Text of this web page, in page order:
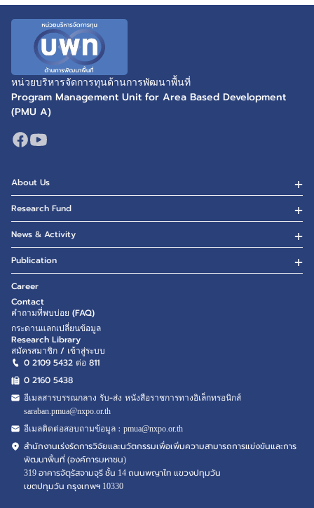
หน่วยบริหารจัดการทุนด้านการพัฒนาพื้นที่
Program Management Unit for Area Based Development
(PMU A)
About Us
Research Fund
News & Activity
Publication
Career
Contact
คำถามที่พบบ่อย (FAQ)
กระดานแลกเปลี่ยนข้อมูล
Research Library
สมัครสมาชิก / เข้าสู่ระบบ
0 2109 5432 ต่อ 811
0 2160 5438
อีเมลสารบรรณกลาง รับ-ส่ง หนังสือราชการทางอิเล็กทรอนิกส์
saraban.pmua@nxpo.or.th
อีเมลติดต่อสอบถามข้อมูล : pmua@nxpo.or.th
สำนักงานเร่งรัดการวิจัยและนวัตกรรมเพื่อเพิ่มความสามารถการแข่งขันและการ
พัฒนาพื้นที่ (องค์การมหาชน)
319 อาคารจัตุรัสจามจุรี ชั้น 14 ถนนพญาไท แขวงปทุมวัน
เขตปทุมวัน กรุงเทพฯ 10330